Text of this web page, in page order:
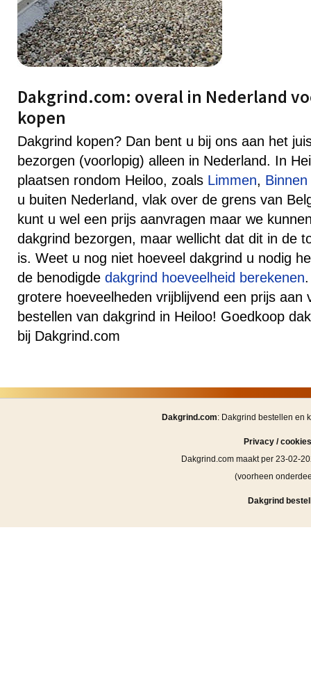
Dakgrind.com: overal in Nederland
kopen
Dakgrind kopen? Dan bent u bij ons aan het
bezorgen (voorlopig) alleen in Nederland. In
plaatsen rondom Heiloo, zoals Limmen, Binnen
u buiten Nederland, vlak over de grens van
kunt u wel een prijs aanvragen maar we
dakgrind bezorgen, maar wellicht dat dit in de
is. Weet u nog niet hoeveel dakgrind u nodig
de benodigde dakgrind hoeveelheid berekenen
grotere hoeveelheden vrijblijvend een prijs aan
bestellen van dakgrind in Heiloo! Goedkoop
bij Dakgrind.com
Dakgrind.com: Dakgrind bestellen en
Privacy / cookies
Dakgrind.com maakt per 23-02-
(voorheen
Dakgrind